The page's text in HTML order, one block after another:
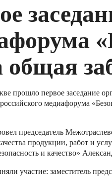
прошло первое заседание
медиафорума
председатель
продукции, работ и
и качество»
участие: заместитель